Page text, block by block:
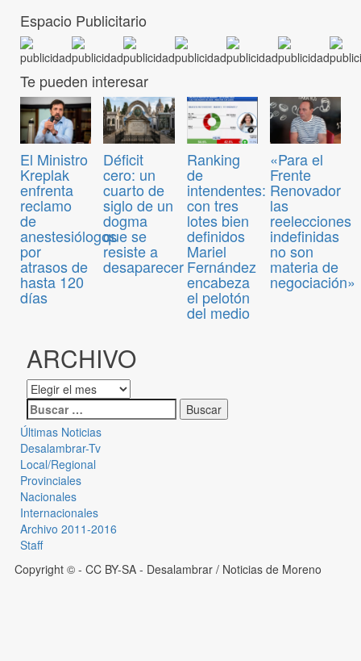
Espacio Publicitario
Te pueden interesar
El Ministro
Kreplak
enfrenta
reclamo
de
anestesiólogos
por
atrasos de
hasta 120
días
Déficit
cero: un
cuarto de
siglo de un
dogma
que se
resiste a
desaparecer
Ranking
de
intendentes:
con tres
lotes bien
definidos
Mariel
Fernández
encabeza
el pelotón
del medio
«Para el
Frente
Renovador
las
reelecciones
indefinidas
no son
materia de
negociación»
ARCHIVO
Últimas Noticias
Desalambrar-Tv
Local/Regional
Provinciales
Nacionales
Internacionales
Archivo 2011-2016
Staff
Copyright © - CC BY-SA - Desalambrar / Noticias de Moreno